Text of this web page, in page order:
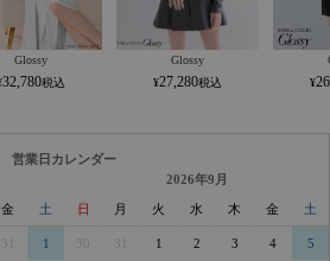
Glossy
32,780
Glossy
27,280
営業日カレンダー
金 土
31 1
2026年9月
日 月 火 水 木 金 土
30 31 1 2 3 4 5